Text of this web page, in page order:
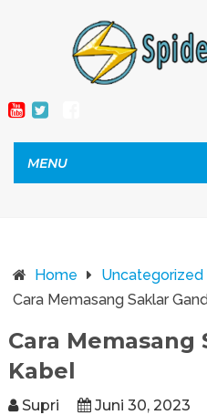
MENU
Home
Uncategorized
Cara Memasang Saklar
Cara Memasang
Kabel
Supri Juni 30, 2023